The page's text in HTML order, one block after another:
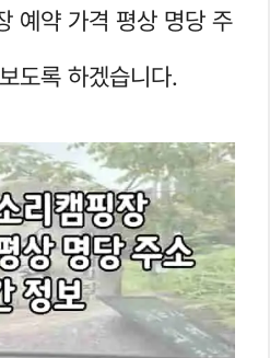
예약 가격 평상 명당 주
도록 하겠습니다.